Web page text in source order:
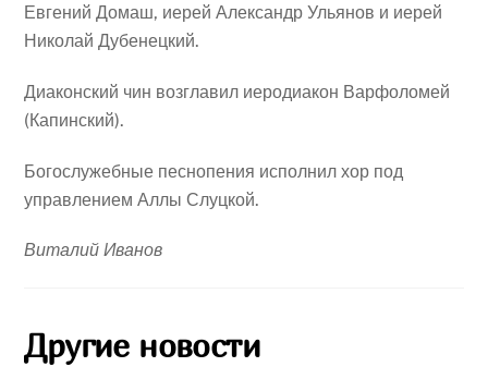
Евгений Домаш, иерей Александр Ульянов и иерей
Николай Дубенецкий.
Диаконский чин возглавил иеродиакон Варфоломей
(Капинский).
Богослужебные песнопения исполнил хор под
управлением Аллы Слуцкой.
Виталий Иванов
Другие новости